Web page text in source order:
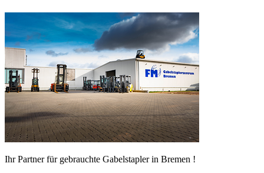
Ihr Partner für gebrauchte Gabelstapler in Bremen !